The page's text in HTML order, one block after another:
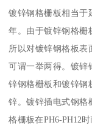
镀锌钢格栅板相当于
年。由于镀锌钢格栅
所以对镀锌钢格板表
可谓一举两得。镀锌
锌钢格栅板和镀锌钢
锌。镀锌插电式钢格
格栅板在PH6-PH12